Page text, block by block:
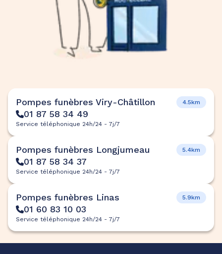
Pompes funèbres Viry-Châtillon 4.5km
01 87 58 34 49
Service téléphonique 24h/24 - 7j/7
Pompes funèbres Longjumeau 5.4km
01 87 58 34 37
Service téléphonique 24h/24 - 7j/7
Pompes funèbres Linas 5.9km
01 60 83 10 03
Service téléphonique 24h/24 - 7j/7